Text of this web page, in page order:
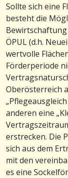
Sollte sich eine
besteht die
ÖPUL (d.h.
wertvolle
Förderperiode
Oberösterreich
anderen eine
erstrecken. Die
sich aus dem
mit den
es eine